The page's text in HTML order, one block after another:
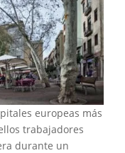
europeas más
trabajadores
durante un